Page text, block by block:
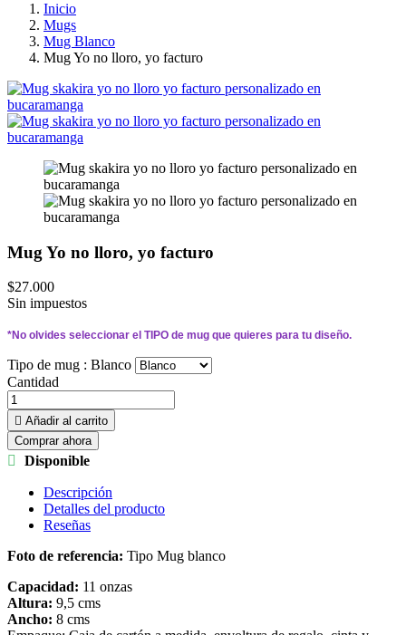
Inicio
Mugs
Mug Blanco
Mug Yo no lloro, yo facturo
Mug Yo no lloro, yo facturo
$27.000
Sin impuestos
*No olvides seleccionar el TIPO de mug que quieres para tu diseño.
Tipo de mug : Blanco
Cantidad
 Añadir al carrito
Comprar ahora
 Disponible
Descripción
Detalles del producto
Reseñas
Foto de referencia: Tipo Mug blanco
Capacidad: 11 onzas
Altura: 9,5 cms
Ancho: 8 cms